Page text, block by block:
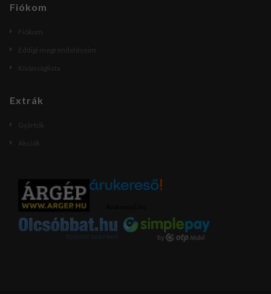
Fiókom
Fiókom
Eddigi megrendeléseim
Kívánságlista
Extrák
Gyártók
Akciók